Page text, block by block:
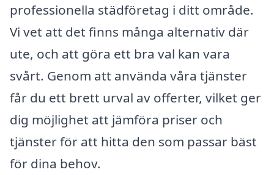
professionella städföretag i ditt område.
Vi vet att det finns många alternativ där
ute, och att göra ett bra val kan vara
svårt. Genom att använda våra tjänster
får du ett brett urval av offerter, vilket ger
dig möjlighet att jämföra priser och
tjänster för att hitta den som passar bäst
för dina behov.